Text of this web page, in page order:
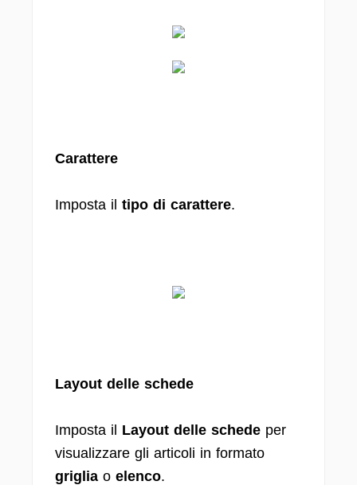
Carattere
Imposta il tipo di carattere.
Layout delle schede
Imposta il Layout delle schede per
visualizzare gli articoli in formato
griglia o elenco.